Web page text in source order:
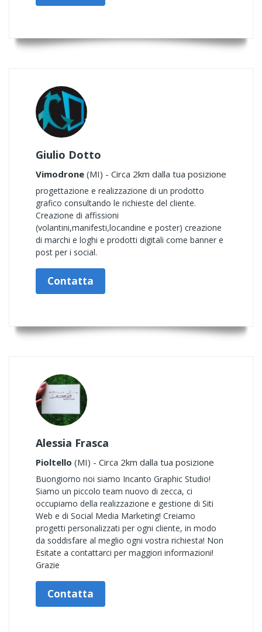
Giulio Dotto
Vimodrone (MI) - Circa 2km dalla tua posizione
progettazione e realizzazione di un prodotto
grafico consultando le richieste del cliente.
Creazione di affissioni
(volantini,manifesti,locandine e poster) creazione
di marchi e loghi e prodotti digitali come banner e
post per i social.
Contatta
Alessia Frasca
Pioltello (MI) - Circa 2km dalla tua posizione
Buongiorno noi siamo Incanto Graphic Studio!
Siamo un piccolo team nuovo di zecca, ci
occupiamo della realizzazione e gestione di Siti
Web e di Social Media Marketing! Creiamo
progetti personalizzati per ogni cliente, in modo
da soddisfare al meglio ogni vostra richiesta! Non
Esitate a contattarci per maggiori informazioni!
Grazie
Contatta